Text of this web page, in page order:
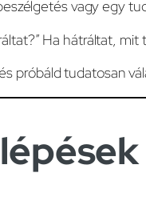
vagy egy
Ha hátráltat,
próbáld tudatosan